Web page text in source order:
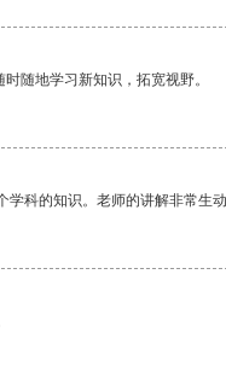
随地学习新知识，拓宽视野。
科的知识。老师的讲解非常生